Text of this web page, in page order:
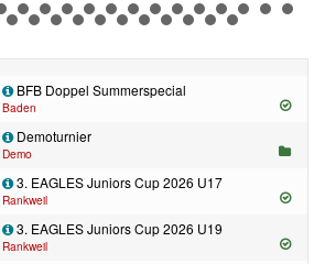
BFB Doppel Summerspecial
Baden
Demoturnier
Demo
3. EAGLES Juniors Cup 2026 U17
Rankweil
3. EAGLES Juniors Cup 2026 U19
Rankweil